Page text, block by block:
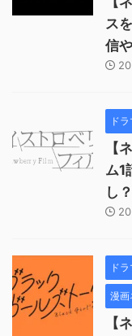
ス
信
ド
【
ム1
し
ド
漫画
【